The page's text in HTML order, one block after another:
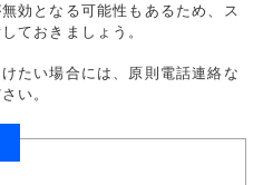
効となる可能性もあるため、ス
ておきましょう。
たい場合には、原則電話連絡な
い。